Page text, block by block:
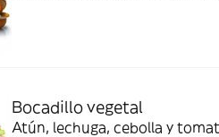
Bocadillo vegetal
Atún, lechuga, cebolla y